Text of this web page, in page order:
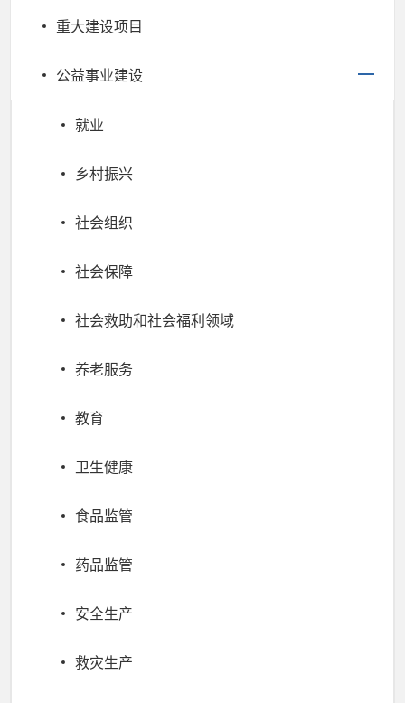
重大建设项目
公益事业建设
就业
乡村振兴
社会组织
社会保障
社会救助和社会福利领域
养老服务
教育
卫生健康
食品监管
药品监管
安全生产
救灾生产